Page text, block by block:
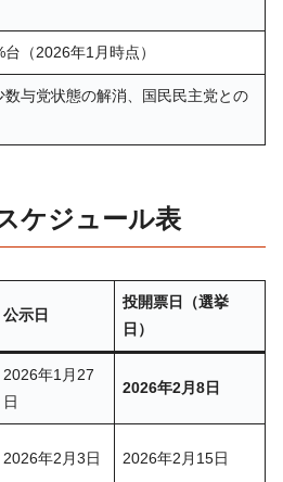
（2026年1月時点）
数与党状態の解消、国民民主党との
ケジュール表
公示日
投開票日（選挙
日）
2026年1月27
日
2026年2月8日
2026年2月3日 2026年2月15日